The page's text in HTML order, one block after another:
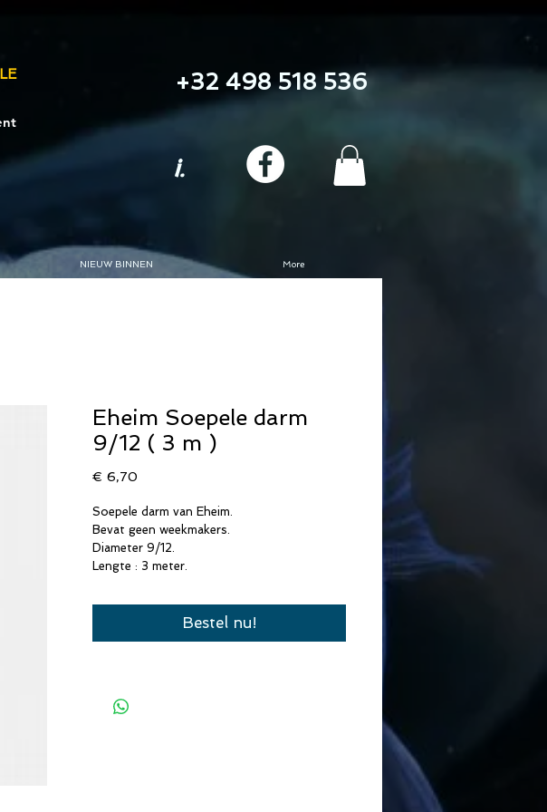
+32 498 518 536
i.
NIEUW BINNEN More
Eheim Soepele darm
9/12 ( 3 m )
€ 6,70
Soepele darm van Eheim.
Bevat geen weekmakers.
Diameter 9/12.
Lengte : 3 meter.
Bestel nu!